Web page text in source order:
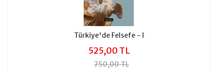
Türkiye'de Felsefe - I
525,00 TL
750,00 TL